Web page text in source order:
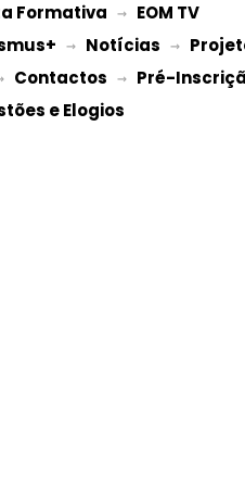
Formativa → EOM TV
→ Notícias →
Contactos → Pré-
e Elogios